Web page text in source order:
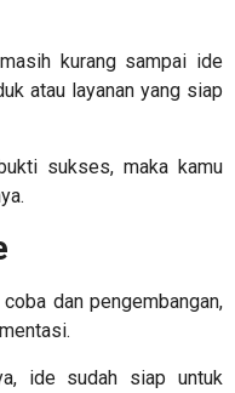
kurang sampai ide
atau layanan yang siap
sukses, maka kamu
dan pengembangan,
ide sudah siap untuk